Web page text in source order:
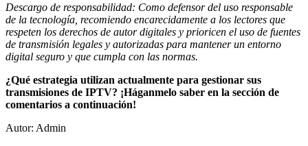
Descargo de responsabilidad: Como defensor del uso responsable
de la tecnología, recomiendo encarecidamente a los lectores que
respeten los derechos de autor digitales y prioricen el uso de fuentes
de transmisión legales y autorizadas para mantener un entorno
digital seguro y que cumpla con las normas.
¿Qué estrategia utilizan actualmente para gestionar sus
transmisiones de IPTV? ¡Háganmelo saber en la sección de
comentarios a continuación!
Autor: Admin